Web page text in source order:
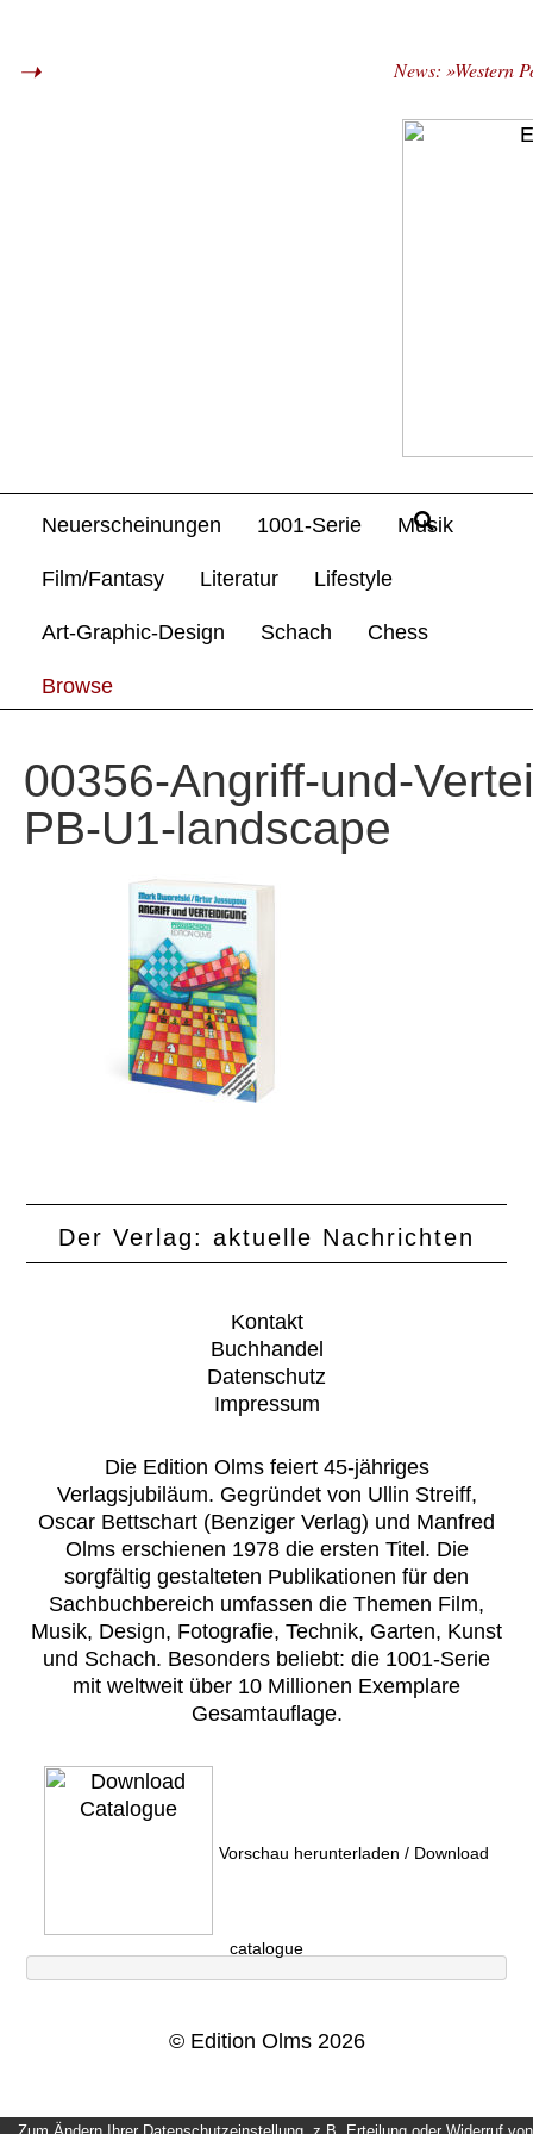
News: »Western
Neuerscheinungen 1001-Serie Musik
Film/Fantasy Literatur Lifestyle
Art-Graphic-Design Schach Chess
Browse
00356-Angriff-und-
PB-U1-landscape
Der Verlag: aktuelle Nachrichten
Kontakt
Buchhandel
Datenschutz
Impressum
Die Edition Olms feiert 45-jähriges
Verlagsjubiläum. Gegründet von Ullin Streiff,
Oscar Bettschart (Benziger Verlag) und Manfred
Olms erschienen 1978 die ersten Titel. Die
sorgfältig gestalteten Publikationen für den
Sachbuchbereich umfassen die Themen Film,
Musik, Design, Fotografie, Technik, Garten, Kunst
und Schach. Besonders beliebt: die 1001-Serie
mit weltweit über 10 Millionen Exemplare
Gesamtauflage.
Vorschau herunterladen / Download
catalogue
© Edition Olms 2026